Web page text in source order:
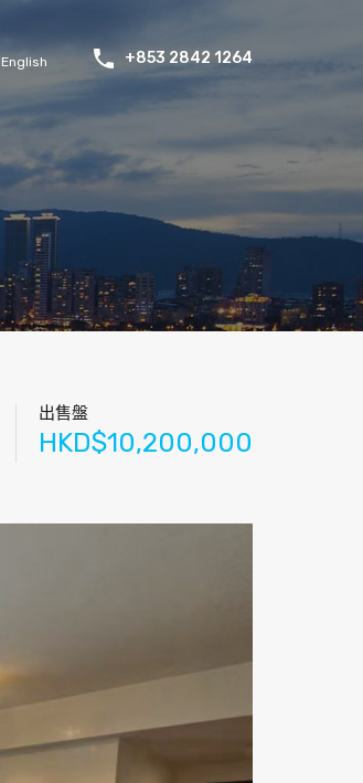
English +853 2842 1264
出售盤
HKD$10,200,000